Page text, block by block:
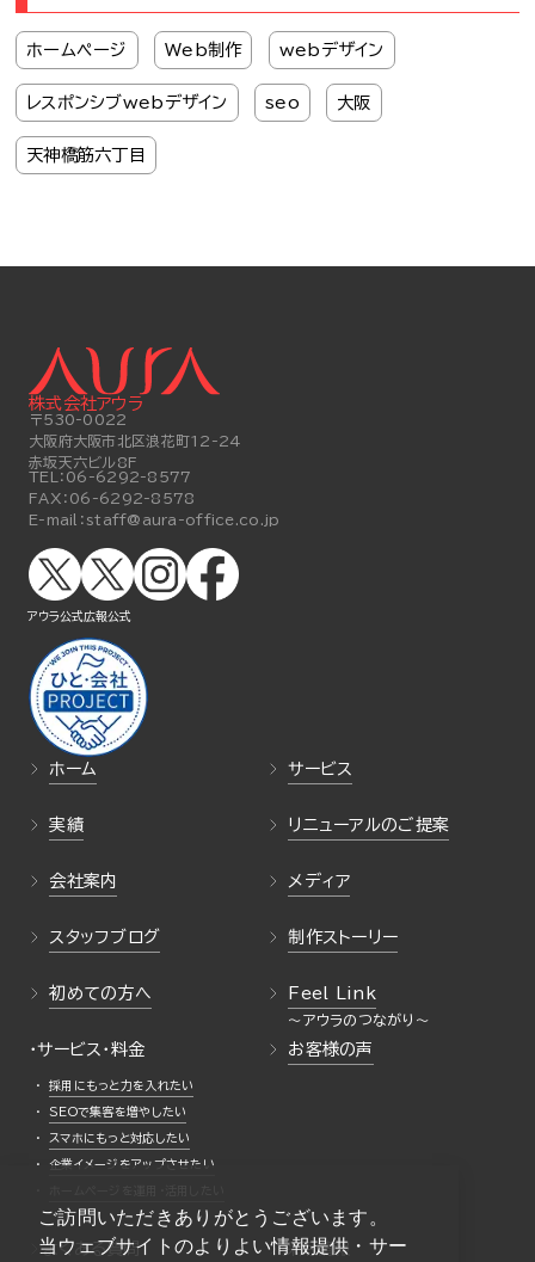
ご訪問いただきありがとうございます。
当ウェブサイトのよりよい情報提供・サー
ホームページ Web制作 webデザイン
レスポンシブwebデザイン seo 大阪
天神橋筋六丁目
ホーム サービス
実績 リニューアルのご提案
会社案内 メディア
スタッフブログ 制作ストーリー
初めての方へ Feel Link
・サービス・料金
採用にもっと力を入れたい
SEOで集客を増やしたい
スマホにもっと対応したい
企業イメージをアップさせたい
お客様の声
よくある質問 採用情報
株式会社アウラ
〒530-0022
大阪府大阪市北区浪花町12-24
赤坂天六ビル8F
TEL： 06-6292-8577
FAX： 06-6292-8578
E-mail： staff@aura-office.co.jp
アウラ公式広報公式